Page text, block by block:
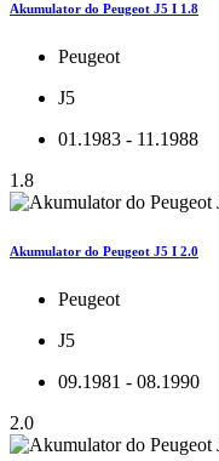
Akumulator do Peugeot J5 I 1.8
Peugeot
J5
01.1983 - 11.1988
1.8
Akumulator do Peugeot J5 I 2.0
Peugeot
J5
09.1981 - 08.1990
2.0